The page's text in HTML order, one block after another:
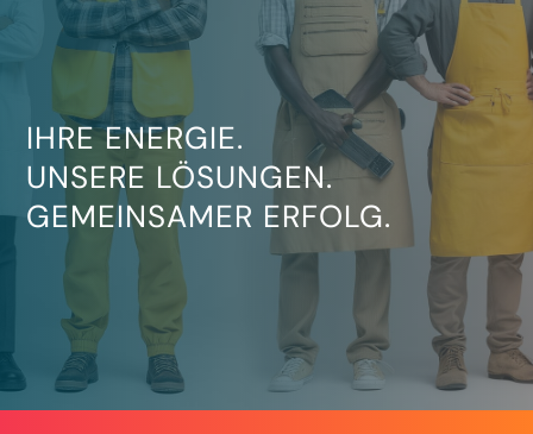
IHRE ENERGIE.
UNSERE LÖSUNGEN.
GEMEINSAMER ERFOLG.